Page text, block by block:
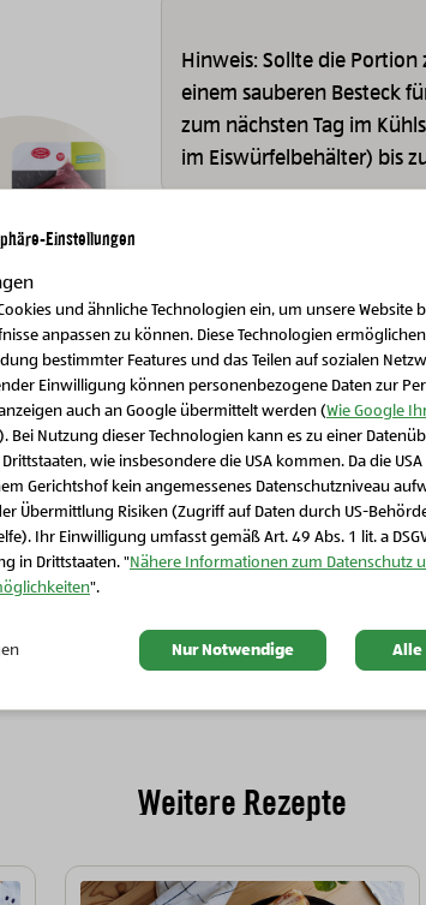
Fleisch, Wurst & Eier
Bio-
Bio-Fleisch, Wurst & Eier
Bio-Landhendl Filets
Hinweis: Sollte die
einem sauberen Besteck
zum nächsten Tag im
im Eiswürfelbehälter) bis
Weitere Rezepte
Schließen Sie dieses
Einstellungen
und ähnliche Technologien ein, um unsere Website
anpassen zu können. Diese Technologien
bestimmter Features und das Teilen auf sozialen
Einwilligung können personenbezogene Daten zur
auch an Google übermittelt werden (Wie Google
). Bei Nutzung dieser Technologien kann es zu einer
wie insbesondere die USA kommen. Da die
Gerichtshof kein angemessenes Datenschutzniveau
Übermittlung Risiken (Zugriff auf Daten durch US-
Ihr Einwilligung umfasst gemäß Art. 49 Abs. 1 lit. a
in Drittstaaten. "Nähere Informationen zum Datenschutz
".
Nur Notwendige Alle